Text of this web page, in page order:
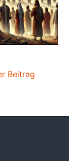
Beitrag